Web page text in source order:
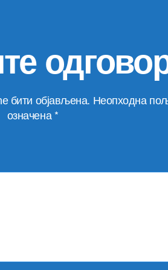
бити објављена. Неопходна
означена*